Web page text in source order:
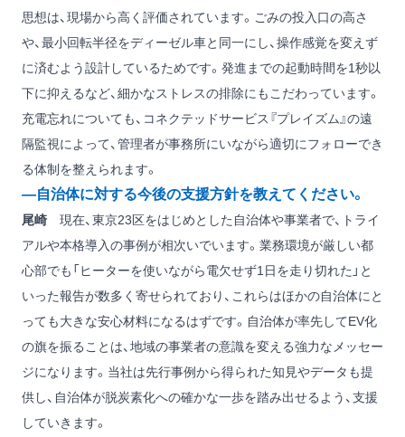
思想は、現場から高く評価されています。ごみの投入口の高さ
や、最小回転半径をディーゼル車と同一にし、操作感覚を変えず
に済むよう設計しているためです。発進までの起動時間を1秒以
下に抑えるなど、細かなストレスの排除にもこだわっています。
充電忘れについても、コネクテッドサービス『プレイズム』の遠
隔監視によって、管理者が事務所にいながら適切にフォローでき
る体制を整えられます。
―自治体に対する今後の支援方針を教えてください。
尾崎 現在、東京23区をはじめとした自治体や事業者で、トライ
アルや本格導入の事例が相次いでいます。業務環境が厳しい都
心部でも「ヒーターを使いながら電欠せず1日を走り切れた」と
いった報告が数多く寄せられており、これらはほかの自治体にと
っても大きな安心材料になるはずです。自治体が率先してEV化
の旗を振ることは、地域の事業者の意識を変える強力なメッセー
ジになります。当社は先行事例から得られた知見やデータも提
供し、自治体が脱炭素化への確かな一歩を踏み出せるよう、支援
していきます。